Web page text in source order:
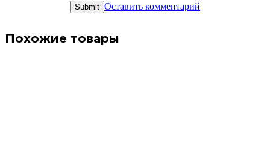
Оставить комментарий
Похожие товары